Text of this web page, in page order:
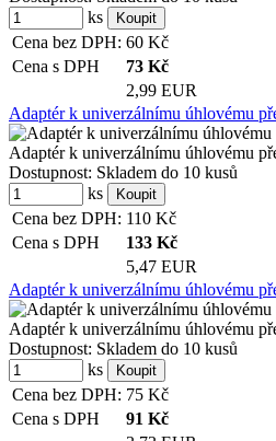
ks
Cena bez DPH: 60 Kč
Cena s DPH
73 Kč
2,99 EUR
Adaptér k univerzálnímu úhlovému
Adaptér k univerzálnímu úhlovému
Dostupnost: Skladem do 10 kusů
ks
Cena bez DPH: 110 Kč
Cena s DPH
133 Kč
5,47 EUR
Adaptér k univerzálnímu úhlovému
Adaptér k univerzálnímu úhlovému
Dostupnost: Skladem do 10 kusů
ks
Cena bez DPH: 75 Kč
Cena s DPH
91 Kč